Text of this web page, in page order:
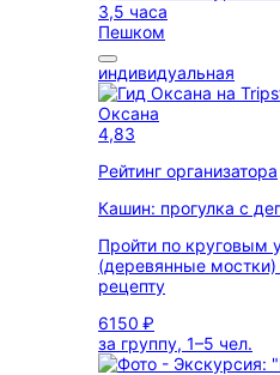
3,5 часа
Пешком
индивидуальная
Оксана
4,83
Рейтинг организатора
Кашин: прогулка с
Пройти по круговым
(деревянные
рецепту
6150 ₽
за группу, 1–5 чел.